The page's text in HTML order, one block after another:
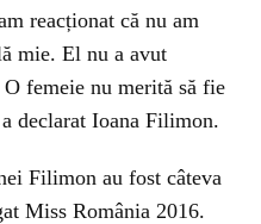
reacționat că nu am
mie. El nu a avut
femeie nu merită să fie
declarat Ioana Filimon.
Filimon au fost câteva
Miss România 2016.